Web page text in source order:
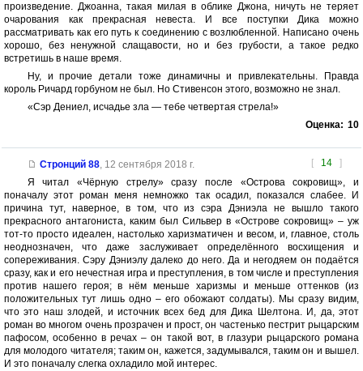
произведение. Джоанна, такая милая в облике Джона, ничуть не теряет
очарования как прекрасная невеста. И все поступки Дика можно
рассматривать как его путь к соединению с возлюбленной. Написано очень
хорошо, без ненужной слащавости, но и без грубости, а такое редко
встретишь в наше время.
Ну, и прочие детали тоже динамичны и привлекательны. Правда
король Ричард горбуном не был. Но Стивенсон этого, возможно не знал.
«Сэр Дениел, исчадье зла — тебе четвертая стрела!»
Оценка: 10
[ 14 ]
Стронций 88, 12 сентября 2018 г.
Я читал «Чёрную стрелу» сразу после «Острова сокровищ», и
поначалу этот роман меня немножко так осадил, показался слабее. И
причина тут, наверное, в том, что из сэра Дэниэла не вышло такого
прекрасного антагониста, каким был Сильвер в «Острове сокровищ» – уж
тот-то просто идеален, настолько харизматичен и весом, и, главное, столь
неоднозначен, что даже заслуживает определённого восхищения и
сопереживания. Сэру Дэниэлу далеко до него. Да и негодяем он подаётся
сразу, как и его нечестная игра и преступления, в том числе и преступления
против нашего героя; в нём меньше харизмы и меньше оттенков (из
положительных тут лишь одно – его обожают солдаты). Мы сразу видим,
что это наш злодей, и источник всех бед для Дика Шелтона. И, да, этот
роман во многом очень прозрачен и прост, он частенько пестрит рыцарским
пафосом, особенно в речах – он такой вот, в глазури рыцарского романа
для молодого читателя; таким он, кажется, задумывался, таким он и вышел.
И это поначалу слегка охладило мой интерес.